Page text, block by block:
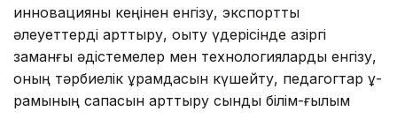
инновацияны кеңінен енгізу, экспорттық
әлеуеттерді арттыру, оқыту үдерісінде қазіргі
заманғы әдістемелер мен техноло­гияларды енгізу,
оның тәр­биелік құрамдасын кү­шейту, педагогтар құ­
рамы­ның сапасын арттыру сынды білім-ғылым